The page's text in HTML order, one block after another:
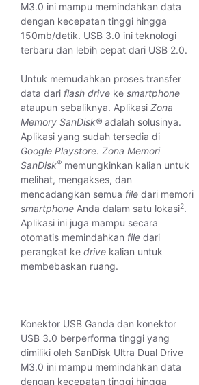
M3.0 ini mampu memindahkan data
dengan kecepatan tinggi hingga
150mb/detik. USB 3.0 ini teknologi
terbaru dan lebih cepat dari USB 2.0.
Untuk memudahkan proses transfer
data dari flash drive ke smartphone
ataupun sebaliknya. Aplikasi Zona
Memory SanDisk® adalah solusinya.
Aplikasi yang sudah tersedia di
Google Playstore. Zona Memori
SanDisk® memungkinkan kalian untuk
melihat, mengakses, dan
mencadangkan semua file dari memori
smartphone Anda dalam satu lokasi2.
Aplikasi ini juga mampu secara
otomatis memindahkan file dari
perangkat ke drive kalian untuk
membebaskan ruang.
Konektor USB Ganda dan konektor
USB 3.0 berperforma tinggi yang
dimiliki oleh SanDisk Ultra Dual Drive
M3.0 ini mampu memindahkan data
dengan kecepatan tinggi hingga